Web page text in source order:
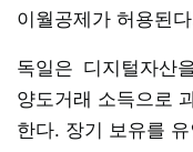
이월공제가 허용된
독일은 디지털자산
양도거래 소득으로
한다. 장기 보유를